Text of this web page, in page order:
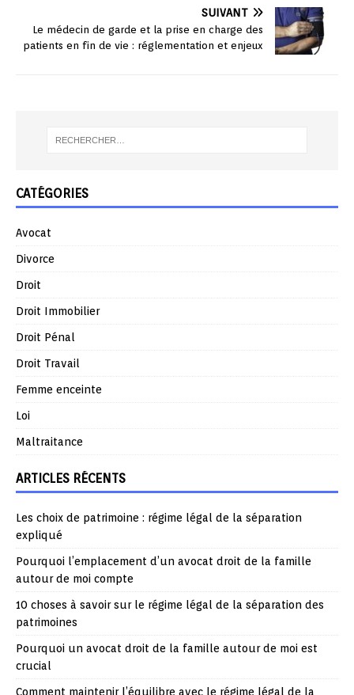
SUIVANT
Le médecin de garde et la prise en charge des
patients en fin de vie : réglementation et enjeux
CATÉGORIES
Avocat
Divorce
Droit
Droit Immobilier
Droit Pénal
Droit Travail
Femme enceinte
Loi
Maltraitance
ARTICLES RÉCENTS
Les choix de patrimoine : régime légal de la séparation
expliqué
Pourquoi l’emplacement d’un avocat droit de la famille
autour de moi compte
10 choses à savoir sur le régime légal de la séparation des
patrimoines
Pourquoi un avocat droit de la famille autour de moi est
crucial
Comment maintenir l’équilibre avec le régime légal de la